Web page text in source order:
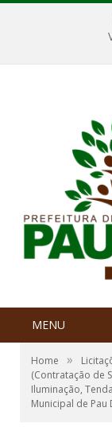
MENU
Home »
(Contratação de
Iluminação,
Municipal de Pau